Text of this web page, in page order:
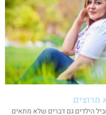
מרוצים
הילדים גם דברים שלא מתאים